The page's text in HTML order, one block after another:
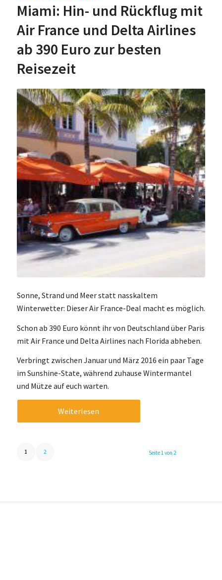
Miami: Hin- und Rückflug mit
Air France und Delta Airlines
ab 390 Euro zur besten
Reisezeit
Sonne, Strand und Meer statt nasskaltem
Winterwetter: Dieser Air France-Deal macht es möglich.
Schon ab 390 Euro könnt ihr von Deutschland über Paris
mit Air France und Delta Airlines nach Florida abheben.
Verbringt zwischen Januar und März 2016 ein paar Tage
im Sunshine-State, während zuhause Wintermantel
und Mütze auf euch warten.
Weiterlesen
Seite 1 von 2
1 2